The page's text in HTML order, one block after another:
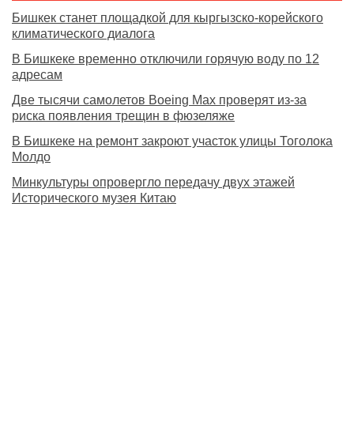
Бишкек станет площадкой для кыргызско-корейского
климатического диалога
В Бишкеке временно отключили горячую воду по 12
адресам
Две тысячи самолетов Boeing Max проверят из-за
риска появления трещин в фюзеляже
В Бишкеке на ремонт закроют участок улицы Тоголока
Молдо
Минкультуры опровергло передачу двух этажей
Исторического музея Китаю